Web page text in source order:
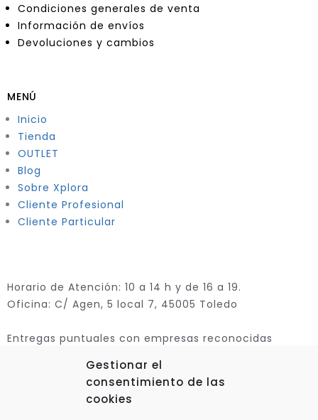
Gestionar el
consentimiento de las
cookies
Condiciones generales de venta
Información de envíos
Devoluciones y cambios
MENÚ
Inicio
Tienda
OUTLET
Blog
Sobre Xplora
Cliente Profesional
Cliente Particular
Horario de Atención: 10 a 14 h y de 16 a 19.
Oficina: C/ Agen, 5 local 7, 45005 Toledo
Entregas puntuales con empresas reconocidas